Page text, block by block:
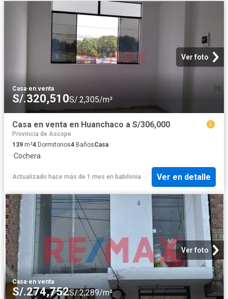
Ver foto
Casa·en venta
S/.320,510S/.2,305/m²
Casa en venta en Huanchaco a S/306,000
Provincia de Ascope
139 m²4 Dormitorios4 BañosCasa
·Cochera
Actualizado hace más de 1 mes en babilonia Ver en detalle
Ver foto
Casa·en venta
S/.274,752S/.2,289/m²